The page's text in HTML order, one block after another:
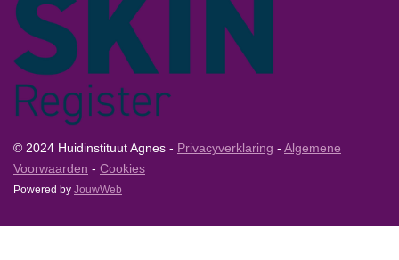
© 2024 Huidinstituut Agnes - Privacyverklaring - Algemene
Voorwaarden - Cookies
Powered by JouwWeb